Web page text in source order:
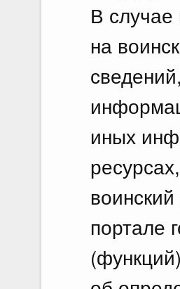
В
на
иных
портале